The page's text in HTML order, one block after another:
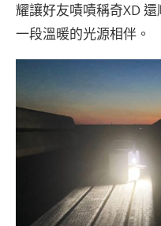
耀讓好友嘖嘖稱奇XD
一段溫暖的光源相伴。